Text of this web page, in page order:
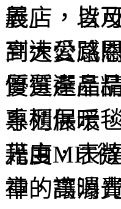
展」，以
高速公路
質選產品
系列保暖
光度，表
神，讓消